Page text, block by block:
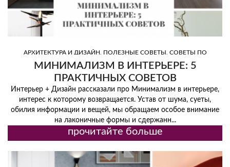
АРХИТЕКТУРА И ДИЗАЙН, ПОЛЕЗНЫЕ СОВЕТЫ, СОВЕТЫ ПО
МИНИМАЛИЗМ В ИНТЕРЬЕРЕ: 5
ПРАКТИЧНЫХ СОВЕТОВ
Интерьер + Дизайн рассказали про Минимализм в интерьере,
интерес к которому возвращается. Устав от шума, суеты,
обилия информации и вещей, мы обращаем особое внимание
на лаконичные формы и сдержанн...
прочитайте больше